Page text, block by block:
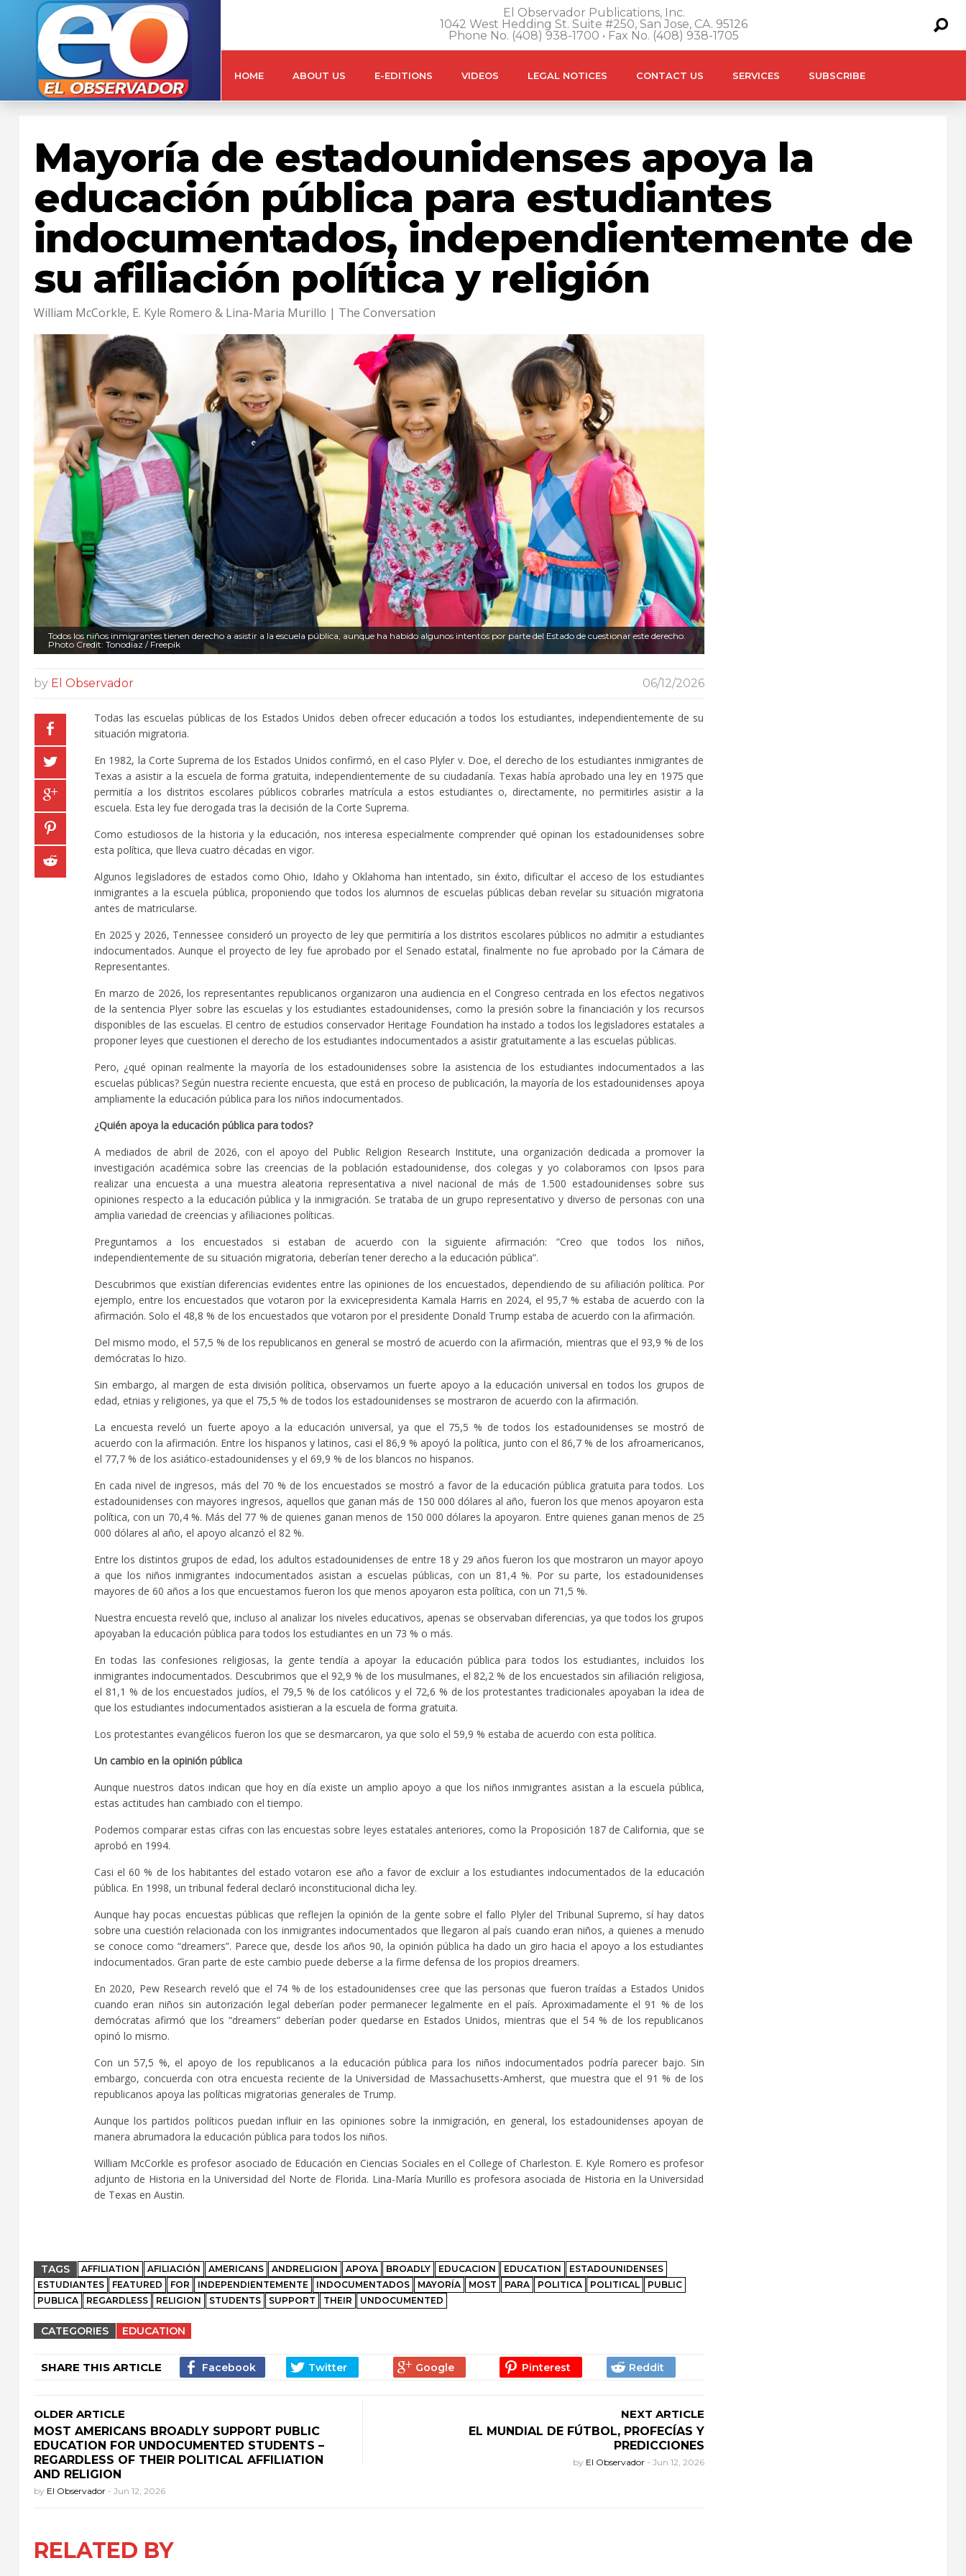
El Observador Publications, Inc.
1042 West Hedding St. Suite #250, San Jose, CA. 95126
Phone No. (408) 938-1700 • Fax No. (408) 938-1705
HOME ABOUT US E-EDITIONS VIDEOS LEGAL NOTICES CONTACT US SERVICES SUBSCRIBE
Mayoría de estadounidenses apoya la
educación pública para estudiantes
indocumentados, independientemente de
su afiliación política y religión
William McCorkle, E. Kyle Romero & Lina-Maria Murillo | The Conversation
Todos los niños inmigrantes tienen derecho a asistir a la escuela pública, aunque ha habido algunos intentos por parte del Estado de cuestionar este derecho.
Photo Credit: Tonodiaz / Freepik
by El Observador 06/12/2026
Todas las escuelas públicas de los Estados Unidos deben ofrecer educación a todos los estudiantes, independientemente de su
situación migratoria.
En 1982, la Corte Suprema de los Estados Unidos confirmó, en el caso Plyler v. Doe, el derecho de los estudiantes inmigrantes de
Texas a asistir a la escuela de forma gratuita, independientemente de su ciudadanía. Texas había aprobado una ley en 1975 que
permitía a los distritos escolares públicos cobrarles matrícula a estos estudiantes o, directamente, no permitirles asistir a la
escuela. Esta ley fue derogada tras la decisión de la Corte Suprema.
Como estudiosos de la historia y la educación, nos interesa especialmente comprender qué opinan los estadounidenses sobre
esta política, que lleva cuatro décadas en vigor.
Algunos legisladores de estados como Ohio, Idaho y Oklahoma han intentado, sin éxito, dificultar el acceso de los estudiantes
inmigrantes a la escuela pública, proponiendo que todos los alumnos de escuelas públicas deban revelar su situación migratoria
antes de matricularse.
En 2025 y 2026, Tennessee consideró un proyecto de ley que permitiría a los distritos escolares públicos no admitir a estudiantes
indocumentados. Aunque el proyecto de ley fue aprobado por el Senado estatal, finalmente no fue aprobado por la Cámara de
Representantes.
En marzo de 2026, los representantes republicanos organizaron una audiencia en el Congreso centrada en los efectos negativos
de la sentencia Plyer sobre las escuelas y los estudiantes estadounidenses, como la presión sobre la financiación y los recursos
disponibles de las escuelas. El centro de estudios conservador Heritage Foundation ha instado a todos los legisladores estatales a
proponer leyes que cuestionen el derecho de los estudiantes indocumentados a asistir gratuitamente a las escuelas públicas.
Pero, ¿qué opinan realmente la mayoría de los estadounidenses sobre la asistencia de los estudiantes indocumentados a las
escuelas públicas? Según nuestra reciente encuesta, que está en proceso de publicación, la mayoría de los estadounidenses apoya
ampliamente la educación pública para los niños indocumentados.
¿Quién apoya la educación pública para todos?
A mediados de abril de 2026, con el apoyo del Public Religion Research Institute, una organización dedicada a promover la
investigación académica sobre las creencias de la población estadounidense, dos colegas y yo colaboramos con Ipsos para
realizar una encuesta a una muestra aleatoria representativa a nivel nacional de más de 1.500 estadounidenses sobre sus
opiniones respecto a la educación pública y la inmigración. Se trataba de un grupo representativo y diverso de personas con una
amplia variedad de creencias y afiliaciones políticas.
Preguntamos a los encuestados si estaban de acuerdo con la siguiente afirmación: “Creo que todos los niños,
independientemente de su situación migratoria, deberían tener derecho a la educación pública”.
Descubrimos que existían diferencias evidentes entre las opiniones de los encuestados, dependiendo de su afiliación política. Por
ejemplo, entre los encuestados que votaron por la exvicepresidenta Kamala Harris en 2024, el 95,7 % estaba de acuerdo con la
afirmación. Solo el 48,8 % de los encuestados que votaron por el presidente Donald Trump estaba de acuerdo con la afirmación.
Del mismo modo, el 57,5 % de los republicanos en general se mostró de acuerdo con la afirmación, mientras que el 93,9 % de los
demócratas lo hizo.
Sin embargo, al margen de esta división política, observamos un fuerte apoyo a la educación universal en todos los grupos de
edad, etnias y religiones, ya que el 75,5 % de todos los estadounidenses se mostraron de acuerdo con la afirmación.
La encuesta reveló un fuerte apoyo a la educación universal, ya que el 75,5 % de todos los estadounidenses se mostró de
acuerdo con la afirmación. Entre los hispanos y latinos, casi el 86,9 % apoyó la política, junto con el 86,7 % de los afroamericanos,
el 77,7 % de los asiático-estadounidenses y el 69,9 % de los blancos no hispanos.
En cada nivel de ingresos, más del 70 % de los encuestados se mostró a favor de la educación pública gratuita para todos. Los
estadounidenses con mayores ingresos, aquellos que ganan más de 150 000 dólares al año, fueron los que menos apoyaron esta
política, con un 70,4 %. Más del 77 % de quienes ganan menos de 150 000 dólares la apoyaron. Entre quienes ganan menos de 25
000 dólares al año, el apoyo alcanzó el 82 %.
Entre los distintos grupos de edad, los adultos estadounidenses de entre 18 y 29 años fueron los que mostraron un mayor apoyo
a que los niños inmigrantes indocumentados asistan a escuelas públicas, con un 81,4 %. Por su parte, los estadounidenses
mayores de 60 años a los que encuestamos fueron los que menos apoyaron esta política, con un 71,5 %.
Nuestra encuesta reveló que, incluso al analizar los niveles educativos, apenas se observaban diferencias, ya que todos los grupos
apoyaban la educación pública para todos los estudiantes en un 73 % o más.
En todas las confesiones religiosas, la gente tendía a apoyar la educación pública para todos los estudiantes, incluidos los
inmigrantes indocumentados. Descubrimos que el 92,9 % de los musulmanes, el 82,2 % de los encuestados sin afiliación religiosa,
el 81,1 % de los encuestados judíos, el 79,5 % de los católicos y el 72,6 % de los protestantes tradicionales apoyaban la idea de
que los estudiantes indocumentados asistieran a la escuela de forma gratuita.
Los protestantes evangélicos fueron los que se desmarcaron, ya que solo el 59,9 % estaba de acuerdo con esta política.
Un cambio en la opinión pública
Aunque nuestros datos indican que hoy en día existe un amplio apoyo a que los niños inmigrantes asistan a la escuela pública,
estas actitudes han cambiado con el tiempo.
Podemos comparar estas cifras con las encuestas sobre leyes estatales anteriores, como la Proposición 187 de California, que se
aprobó en 1994.
Casi el 60 % de los habitantes del estado votaron ese año a favor de excluir a los estudiantes indocumentados de la educación
pública. En 1998, un tribunal federal declaró inconstitucional dicha ley.
Aunque hay pocas encuestas públicas que reflejen la opinión de la gente sobre el fallo Plyler del Tribunal Supremo, sí hay datos
sobre una cuestión relacionada con los inmigrantes indocumentados que llegaron al país cuando eran niños, a quienes a menudo
se conoce como “dreamers”. Parece que, desde los años 90, la opinión pública ha dado un giro hacia el apoyo a los estudiantes
indocumentados. Gran parte de este cambio puede deberse a la firme defensa de los propios dreamers.
En 2020, Pew Research reveló que el 74 % de los estadounidenses cree que las personas que fueron traídas a Estados Unidos
cuando eran niños sin autorización legal deberían poder permanecer legalmente en el país. Aproximadamente el 91 % de los
demócratas afirmó que los “dreamers” deberían poder quedarse en Estados Unidos, mientras que el 54 % de los republicanos
opinó lo mismo.
Con un 57,5 %, el apoyo de los republicanos a la educación pública para los niños indocumentados podría parecer bajo. Sin
embargo, concuerda con otra encuesta reciente de la Universidad de Massachusetts-Amherst, que muestra que el 91 % de los
republicanos apoya las políticas migratorias generales de Trump.
Aunque los partidos políticos puedan influir en las opiniones sobre la inmigración, en general, los estadounidenses apoyan de
manera abrumadora la educación pública para todos los niños.
William McCorkle es profesor asociado de Educación en Ciencias Sociales en el College of Charleston. E. Kyle Romero es profesor
adjunto de Historia en la Universidad del Norte de Florida. Lina-María Murillo es profesora asociada de Historia en la Universidad
de Texas en Austin.
TAGS AFFILIATION AFILIACIÓN AMERICANS ANDRELIGION APOYA BROADLY EDUCACION EDUCATION
ESTADOUNIDENSES
ESTUDIANTES
FEATURED FOR INDEPENDIENTEMENTE INDOCUMENTADOS MAYORÍA MOST PARA POLITICA POLITICAL
PUBLIC
PUBLICA
REGARDLESS RELIGION STUDENTS SUPPORT THEIR UNDOCUMENTED
CATEGORIES EDUCATION
SHARE THIS ARTICLE
OLDER ARTICLE
MOST AMERICANS BROADLY SUPPORT PUBLIC
EDUCATION FOR UNDOCUMENTED STUDENTS –
REGARDLESS OF THEIR POLITICAL AFFILIATION
AND RELIGION
by El Observador - Jun 12, 2026
NEXT ARTICLE
EL MUNDIAL DE FÚTBOL, PROFECÍAS Y
PREDICCIONES
by El Observador - Jun 12, 2026
RELATED BY